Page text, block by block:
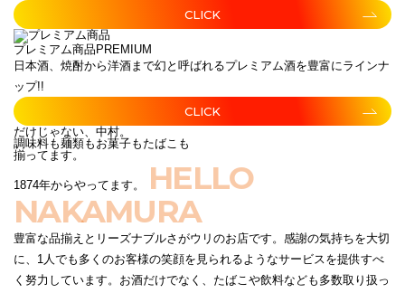
CLICK
プレミアム商品 PREMIUM
日本酒、焼酎から洋酒まで幻と呼ばれるプレミアム酒を豊富にラインナ
ップ!!
CLICK
だけじゃない、中村。
調味料も麺類もお菓子もたばこも
揃ってます。
1874年からやってます。
HELLO
NAKAMURA
豊富な品揃えとリーズナブルさがウリのお店です。感謝の気持ちを大切
に、1人でも多くのお客様の笑顔を見られるようなサービスを提供すべ
く努力しています。お酒だけでなく、たばこや飲料なども多数取り扱っ